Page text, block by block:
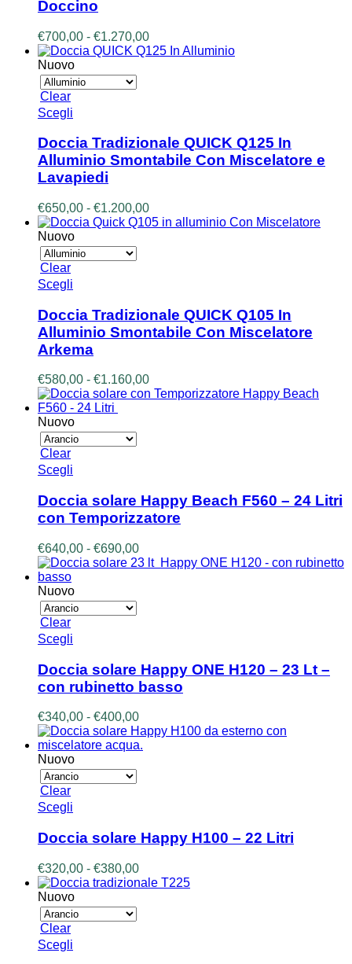
Le
possono
essere
scelte
nella
Doccino
€700,00 - €1.270,00Fascia
di
Nuovo
Clear
Scegli
ha
più
varianti.
Le
possono
essere
scelte
nella
Doccia Tradizionale QUICK Q125 In
Alluminio Smontabile Con Miscelatore e
Lavapiedi
€650,00 - €1.200,00Fascia
di
Nuovo
Clear
Scegli
ha
più
varianti.
Le
possono
essere
scelte
nella
pagina
Doccia Tradizionale QUICK Q105 In
Alluminio Smontabile Con Miscelatore
Arkema
€580,00 - €1.160,00Fascia
di
Nuovo
Clear
Scegli
ha
più
varianti.
Le
opzioni
possono
scelte
nella
Doccia solare Happy Beach F560 – 24 Litri
con Temporizzatore
€640,00 - €690,00Fascia
di
Nuovo
Clear
Scegli
ha
più
varianti.
Le
opzioni
possono
essere
scelte
nella
Doccia solare Happy ONE H120 – 23 Lt –
con rubinetto basso
€340,00 - €400,00Fascia
di
prezzo:
Nuovo
Clear
Scegli
ha
più
varianti.
Le
opzioni
possono
essere
nella
Doccia solare Happy H100 – 22 Litri
€320,00 - €380,00Fascia
di
Nuovo
Clear
Scegli